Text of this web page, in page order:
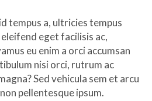
tempus a, ultricies tempus
eget facilisis ac,
eu enim a orci accumsan
nisi orci, rutrum ac
Sed vehicula sem et arcu
pellentesque ipsum.